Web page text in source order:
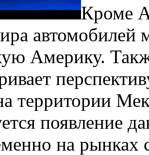
Кроме
автомобилей
Америку.
территории
появление
на рынках